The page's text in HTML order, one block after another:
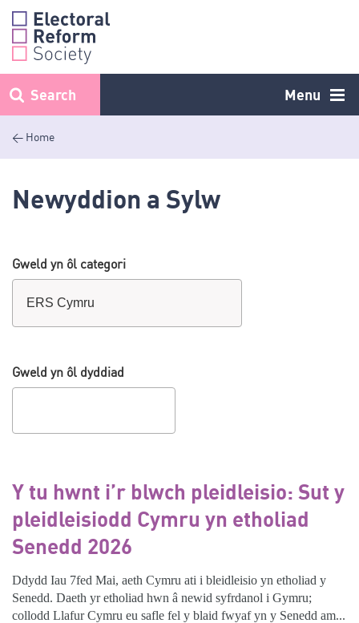
Skip
content
Menu
Search
< Home
Newyddion a Sylw
Gweld yn ôl categori
Gweld yn ôl dyddiad
Y tu hwnt i’r blwch pleidleisio: Sut y
pleidleisiodd Cymru yn etholiad
Senedd 2026
Ddydd Iau 7fed Mai, aeth Cymru ati i bleidleisio yn etholiad y
Senedd. Daeth yr etholiad hwn â newid syfrdanol i Gymru;
collodd Llafur Cymru eu safle fel y blaid fwyaf yn y Senedd am...